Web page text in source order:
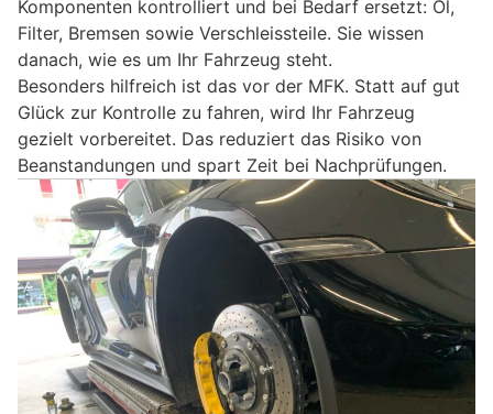
Komponenten kontrolliert und bei Bedarf ersetzt: Öl,
Filter, Bremsen sowie Verschleissteile. Sie wissen
danach, wie es um Ihr Fahrzeug steht.
Besonders hilfreich ist das vor der MFK. Statt auf gut
Glück zur Kontrolle zu fahren, wird Ihr Fahrzeug
gezielt vorbereitet. Das reduziert das Risiko von
Beanstandungen und spart Zeit bei Nachprüfungen.